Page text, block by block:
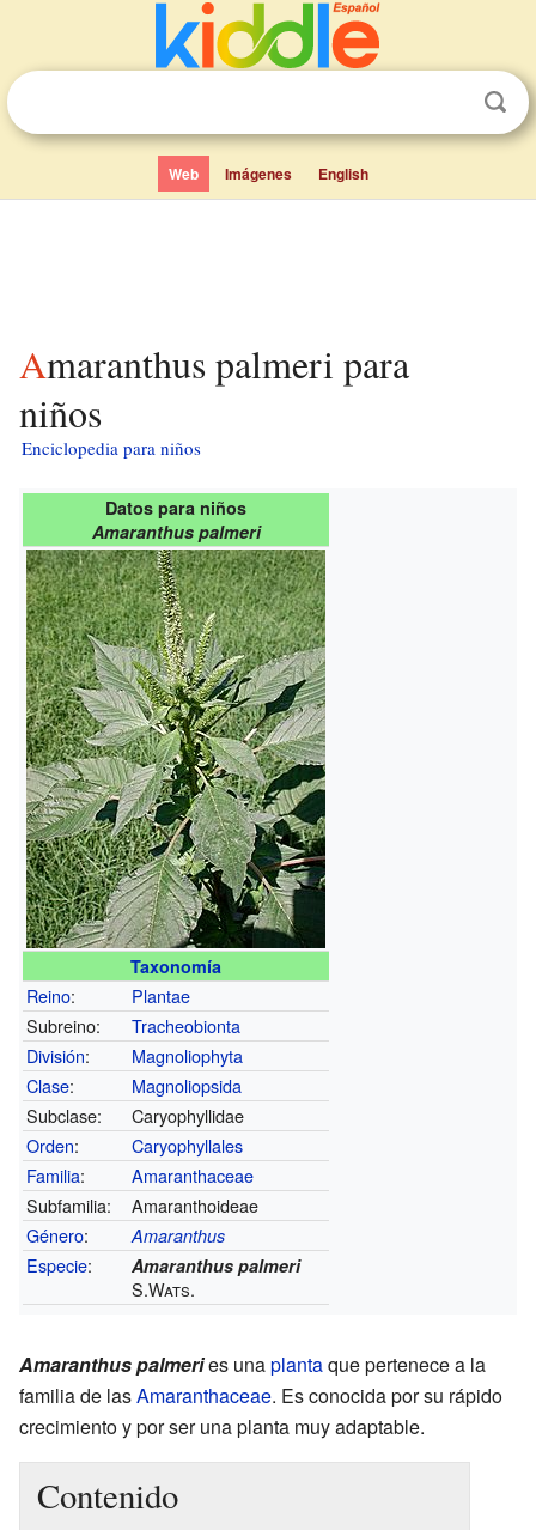
Web Imágenes English
Amaranthus palmeri para
niños
Enciclopedia para niños
Datos para niños
Amaranthus palmeri
Taxonomía
Reino:
Plantae
Subreino:
Tracheobionta
División:
Magnoliophyta
Clase:
Magnoliopsida
Subclase:
Caryophyllidae
Orden:
Caryophyllales
Familia:
Amaranthaceae
Subfamilia:
Amaranthoideae
Género: Amaranthus
Especie: Amaranthus palmeri
S.Wats.
Amaranthus palmeries unaplantaque pertenece a la
familia de lasAmaranthaceae. Es conocida por su rápido
crecimiento y por ser una planta muy adaptable.
Contenido